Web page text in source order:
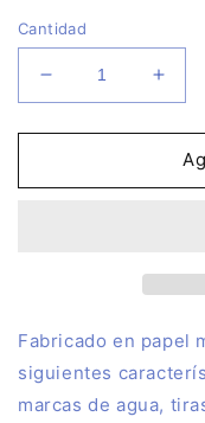
Cantidad
Reducir
cantidad
para
2025
OESTE
anyversary
para
2025
Fabricado en papel
siguientes
marcas de agua,